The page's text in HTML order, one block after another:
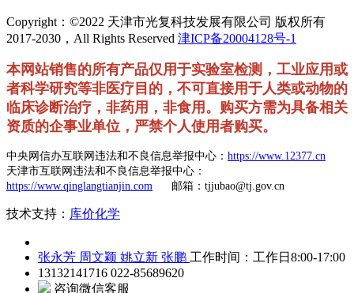
Copyright：©2022 天津市光复科技发展有限公司 版权所有
2017-2030，All Rights Reserved 津ICP备20004128号-1
本网站销售的所有产品仅用于实验室检测，工业应用或
者科学研究等非医疗目的，不可直接用于人类或动物的
临床诊断治疗，非药用，非食用。购买方需为具备相关
资质的企事业单位，严禁个人使用者购买。
中央网信办互联网违法和不良信息举报中心： https://www.12377.cn
天津市互联网违法和不良信息举报中心：
https://www.qinglangtianjin.com 邮箱：tjjubao@tj.gov.cn
技术支持： 库价化学
张永芳 周文颖 姚立新 张鹏 工作时间：工作日8:00-17:00
13132141716 022-85689620
咨询微信客服